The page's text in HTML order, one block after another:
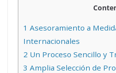
1 Asesoramiento a
Internacionales
2 Un Proceso Sencillo y
3 Amplia Selección de